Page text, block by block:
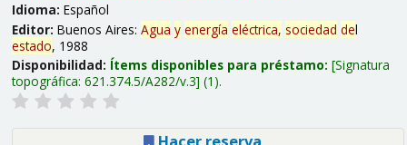
Idioma: Español
Editor: Buenos Aires: Agua y energía eléctrica, sociedad del
estado, 1988
Disponibilidad: Ítems disponibles para préstamo: Signatura
topográfica: 621.374.5/A282/v.3 (1).
Hacer reserva